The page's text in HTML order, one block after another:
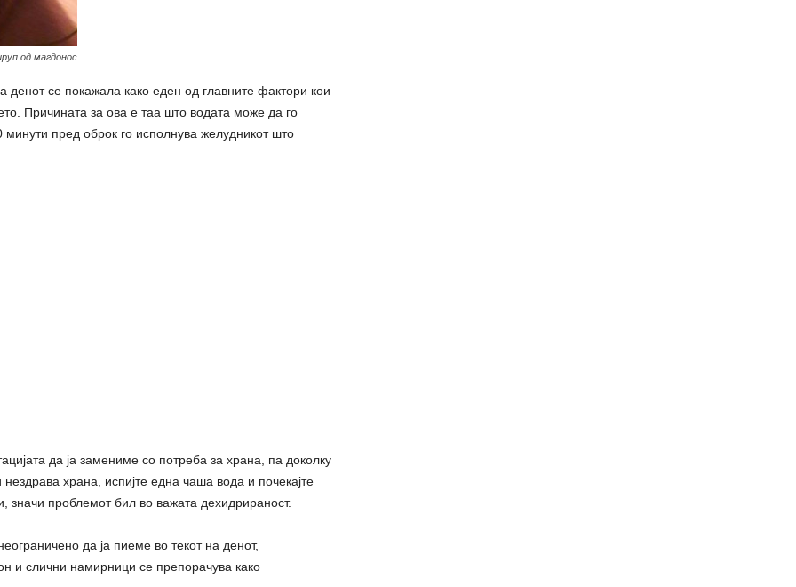
од магдонос
денот се покажала како еден од главните фактори кои
Причината за ова е таа што водата може да го
пред оброк го исполнува желудникот што
да ја замениме со потреба за храна, па доколку
нездрава храна, испијте една чаша вода и почекајте
значи проблемот бил во важата дехидрираност.
да ја пиеме во текот на денот,
и слични намирници се препорачува како